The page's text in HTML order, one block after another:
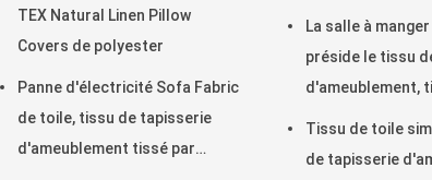
TEX Natural Linen Pillow
Covers de polyester
Panne d'électricité Sofa Fabric
de toile, tissu de tapisserie
d'ameublement tissé par
La salle à
préside le tissu
d'ameublement,
Tissu de toile
de tapisserie